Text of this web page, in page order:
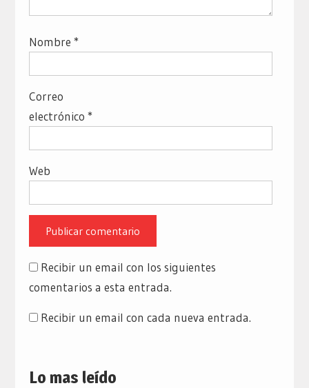
Nombre *
Correo
electrónico *
Web
Recibir un email con los siguientes
comentarios a esta entrada.
Recibir un email con cada nueva entrada.
Lo mas leído